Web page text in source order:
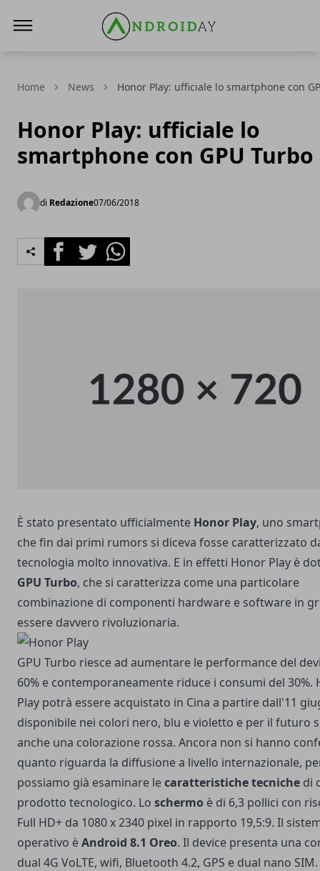
Home News Honor Play: ufficiale lo smartphone con
Honor Play: ufficiale lo
smartphone con GPU Turbo
di Redazione07/06/2018
FacebookTwitterWhatsapp
È stato presentato ufficialmente Honor Play, uno
che fin dai primi rumors si diceva fosse caratterizzato
tecnologia molto innovativa. E in effetti Honor Play è
GPU Turbo, che si caratterizza come una particolare
combinazione di componenti hardware e software in
essere davvero rivoluzionaria.
GPU Turbo riesce ad aumentare le performance del
60% e contemporaneamente riduce i consumi del 30%.
Play potrà essere acquistato in Cina a partire dall'11
disponibile nei colori nero, blu e violetto e per il futuro
anche una colorazione rossa. Ancora non si hanno
quanto riguarda la diffusione a livello internazionale,
possiamo già esaminare lecaratteristiche tecniche di
prodotto tecnologico. Lo schermo è di 6,3 pollici con
Full HD+ da 1080 x 2340 pixel in rapporto 19,5:9. Il
operativo èAndroid 8.1 Oreo. Il device presenta una
dual 4G VoLTE, wifi, Bluetooth 4.2, GPS e dual nano